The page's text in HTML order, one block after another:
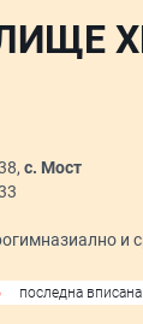
с. Мост
и
последна